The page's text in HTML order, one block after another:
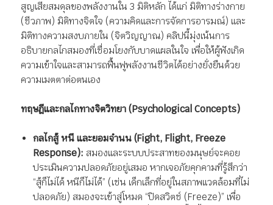
สูญเสียสมดุลของพลังงานใน 3 มิติหลัก ได้แก่ มิติทางร่างกาย
(ชีวภาพ) มิติทางจิตใจ (ความคิดและการจัดการอารมณ์) และ
มิติทางความสงบภายใน (จิตวิญญาณ) คลิปนี้มุ่งเน้นการ
อธิบายกลไกสมองที่เชื่อมโยงกับบาดแผลในใจ เพื่อให้ผู้ฟังเกิด
ความเข้าใจและสามารถฟื้นฟูพลังงานชีวิตได้อย่างยั่งยืนด้วย
ความเมตตาต่อตนเอง
ทฤษฎีและกลไกทางจิตวิทยา (Psychological Concepts)
กลไกสู้ หนี และยอมจำนน (Fight, Flight, Freeze
Response): สมองและระบบประสาทของมนุษย์จะคอย
ประเมินความปลอดภัยอยู่เสมอ หากเจอภัยคุกคามที่รู้สึกว่า
“สู้ก็ไม่ได้ หนีก็ไม่ได้” (เช่น เด็กเล็กที่อยู่ในสภาพแวดล้อมที่ไม่
ปลอดภัย) สมองจะเข้าสู่โหมด “ปิดสวิตช์ (Freeze)” เพื่อ